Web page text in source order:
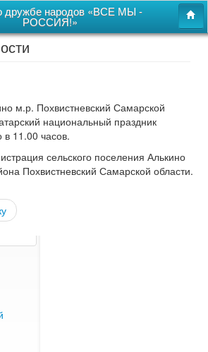
дружбе народов «ВСЕ МЫ -
РОССИЯ!»
м.р. Похвистневский Самарской
национальный праздник
11.00 часов.
сельского поселения Алькино
Похвистневский Самарской области.